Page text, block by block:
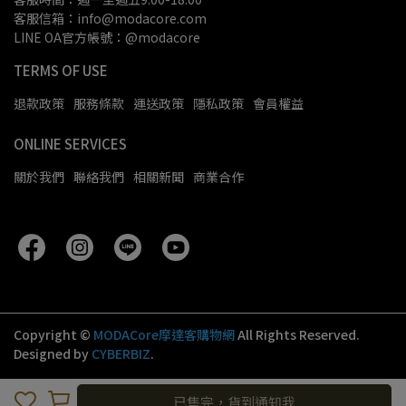
已售完，貨到通知我
客服信箱：info@modacore.com
LINE OA官方帳號：@modacore
TERMS OF USE
退款政策 服務條款 運送政策 隱私政策 會員權益
ONLINE SERVICES
關於我們 聯絡我們 相關新聞 商業合作
Copyright © MODACore摩達客購物網All Rights Reserved.
Designed by CYBERBIZ.